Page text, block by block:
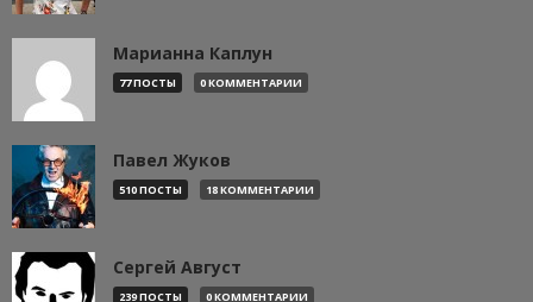
Марианна Каплун
77 ПОСТЫ 0 КОММЕНТАРИИ
Павел Жуков
510 ПОСТЫ 18 КОММЕНТАРИИ
Сергей Август
239 ПОСТЫ 0 КОММЕНТАРИИ